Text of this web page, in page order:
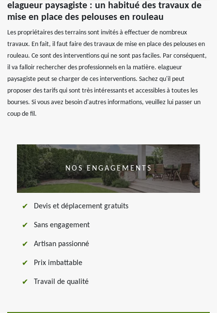
elagueur paysagiste : un habitué des travaux de
mise en place des pelouses en rouleau
Les propriétaires des terrains sont invités à effectuer de nombreux
travaux. En fait, il faut faire des travaux de mise en place des pelouses en
rouleau. Ce sont des interventions qui ne sont pas faciles. Par conséquent,
il va falloir rechercher des professionnels en la matière. elagueur
paysagiste peut se charger de ces interventions. Sachez qu'il peut
proposer des tarifs qui sont très intéressants et accessibles à toutes les
bourses. Si vous avez besoin d'autres informations, veuillez lui passer un
coup de fil.
NOS ENGAGEMENTS
Devis et déplacement gratuits
Sans engagement
Artisan passionné
Prix imbattable
Travail de qualité